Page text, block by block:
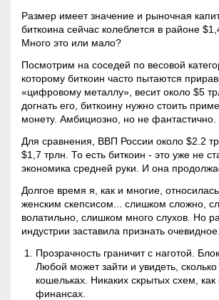
Размер имеет значение и рыночная
биткоина сейчас колеблется в районе
Много это или мало?
Посмотрим на соседей по весовой
которому биткоин часто пытаются
«цифровому металлу», весит около $5
догнать его, биткоину нужно стоить
монету. Амбициозно, но не фантастично.
Для сравнения, ВВП России около $2.2
$1,7 трлн. То есть биткоин - это уже не
экономика средней руки. И она
Долгое время я, как и многие,
женским скепсисом... слишком сложно,
волатильно, слишком много слухов. Но
индустрии заставила признать очевидное.
Прозрачность граничит с наготой.
Любой может зайти и увидеть,
кошельках. Никаких скрытых схем,
финансах.